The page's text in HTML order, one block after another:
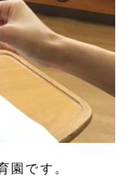
園です。